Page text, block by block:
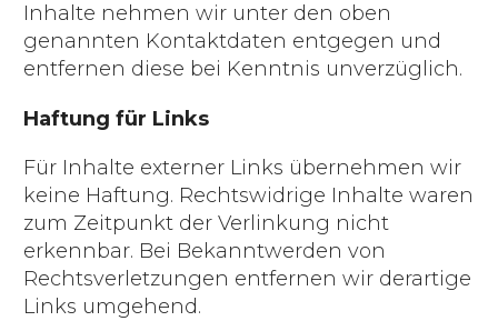
Inhalte nehmen wir unter den oben
genannten Kontaktdaten entgegen und
entfernen diese bei Kenntnis unverzüglich.
Haftung für Links
Für Inhalte externer Links übernehmen wir
keine Haftung. Rechtswidrige Inhalte waren
zum Zeitpunkt der Verlinkung nicht
erkennbar. Bei Bekanntwerden von
Rechtsverletzungen entfernen wir derartige
Links umgehend.